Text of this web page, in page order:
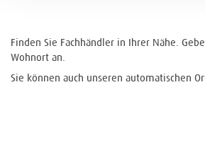
Finden Sie Fachhändler in Ihrer Nähe.
Wohnort an.
Sie können auch unseren automatischen